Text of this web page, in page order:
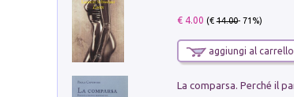
€ 4.00 (€14.00- 71%)
aggiungi al carrello